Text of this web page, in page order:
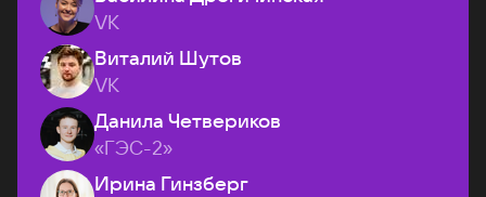
VK
Виталий Шутов
VK
Данила Четвериков
«ГЭС-2»
Ирина Гинзберг